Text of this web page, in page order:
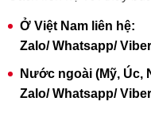
Ở Việt Nam liên hệ:
Zalo/ Whatsapp/
Nước ngoài (Mỹ, Úc,
Zalo/ Whatsapp/